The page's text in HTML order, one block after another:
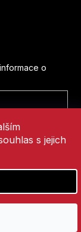
s jejich
o
vyhrazena.